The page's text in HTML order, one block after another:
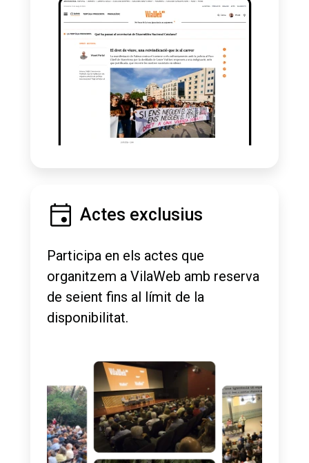
Actes exclusius
Participa en els actes que
organitzem a VilaWeb amb reserva
de seient fins al límit de la
disponibilitat.